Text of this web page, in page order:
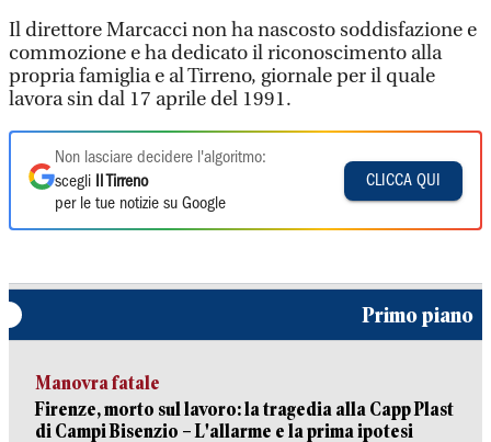
Il direttore Marcacci non ha nascosto soddisfazione e
commozione e ha dedicato il riconoscimento alla
propria famiglia e al Tirreno, giornale per il quale
lavora sin dal 17 aprile del 1991.
Non lasciare decidere l'algoritmo:
scegli
Il Tirreno
per le tue notizie su Google
CLICCA QUI
Primo piano
Manovra fatale
Firenze, morto sul lavoro: la tragedia alla Capp Plast
di Campi Bisenzio – L'allarme e la prima ipotesi